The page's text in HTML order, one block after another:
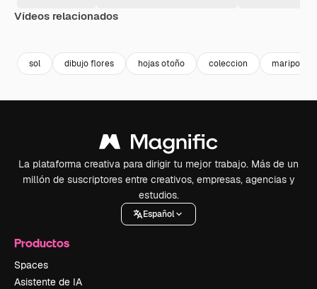
Vídeos relacionados
sol dibujo flores hojas otoño coleccion mariposas
La plataforma creativa para dirigir tu mejor trabajo. Más de un
millón de suscriptores entre creativos, empresas, agencias y
estudios.
Español
Productos
Spaces
Asistente de IA